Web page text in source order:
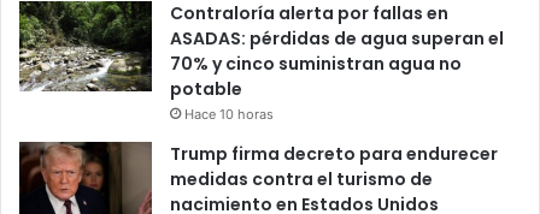
Contraloría alerta por fallas en
ASADAS: pérdidas de agua superan el
70% y cinco suministran agua no
potable
Hace 10 horas
Trump firma decreto para endurecer
medidas contra el turismo de
nacimiento en Estados Unidos